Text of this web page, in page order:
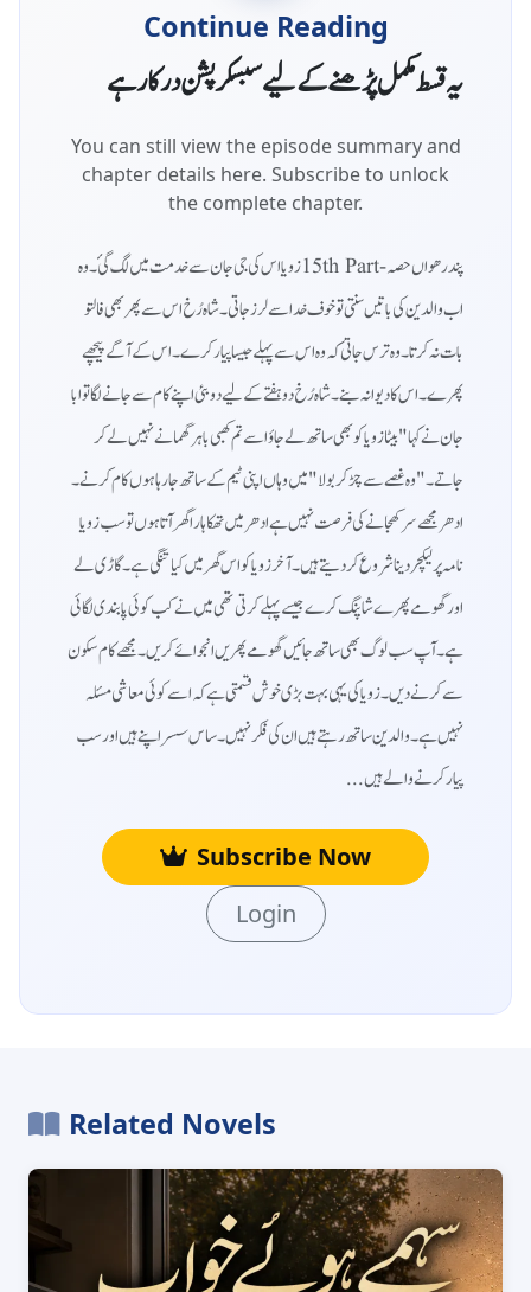
Continue Reading
یہ قسط مکمل پڑھنے کے لیے سبسکرپشن درکار ہے
You can still view the episode summary and
chapter details here. Subscribe to unlock
the complete chapter.
پندرھواں حصہ - 15th Partزویا اس کی جی جان سے خدمت میں لگ گئ۔ وہ
اب والدین کی باتیں سنتی تو خوف خدا سے لرز جاتی۔ شاہ رُخ اس سے پھر بھی فالتو
بات نہ کرتا۔ وہ ترس جاتی کہ وہ اس سے پہلے جیسا پیار کرے۔ اس کے آگے پیچھے
پھرے۔ اس کا دیوانہ بنے۔شاہ رُخ دو ہفتے کے لیے دوبئی اپنے کام سے جانے لگا تو ابا
جان نے کہا"بیٹا زویا کو بھی ساتھ لے جاؤ اسے تم کھبی باہر گھمانے نہیں لے کر
جاتے۔"وہ غصے سے چڑ کر بولا"میں وہاں اپنی ٹیم کے ساتھ جا رہا ہوں کام کرنے۔
ادھر مجھے سر کھجانے کی فرصت نہیں ہے ادھر میں تھکا ہارا گھر آتا ہوں تو سب زویا
نامہ پر لیکچر دینا شروع کر دیتے ہیں۔ آخر زویا کو اس گھر میں کیا تنگی ہے۔ گاڑی لے
اور گھومے پھرے شاپنگ کرے جیسے پہلے کرتی تھی میں نے کب کوئی پابندی لگائی
ہے۔ آپ سب لوگ بھی ساتھ جائیں گھومے پھریں انجوائے کریں۔ مجھے کام سکون
سے کرنے دیں۔ زویا کی یہی بہت بڑی خوش قسمتی ہے کہ اسے کوئی معاشی مسئلہ
نہیں ہے۔ والدین ساتھ رہتے ہیں ان کی فکر نہیں۔ ساس سسر اپنے ہیں اور سب
پیار کرنے والے ہیں...
Subscribe Now
Login
Related Novels